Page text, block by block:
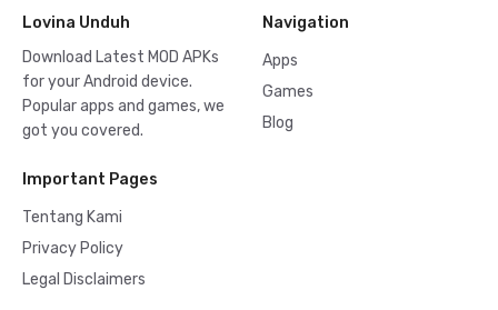
Lovina Unduh
Download Latest MOD APKs
for your Android device.
Popular apps and games, we
got you covered.
Navigation
Apps
Games
Blog
Important Pages
Tentang Kami
Privacy Policy
Legal Disclaimers